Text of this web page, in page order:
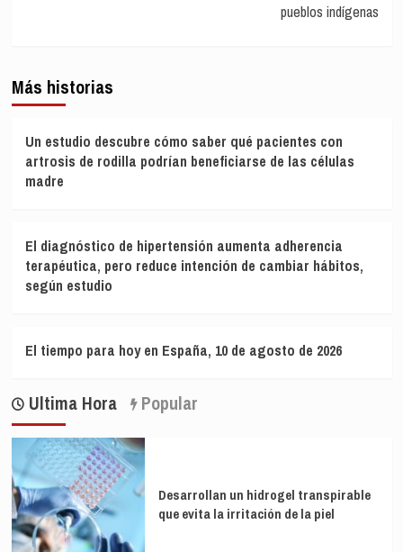
pueblos indígenas
Más historias
Un estudio descubre cómo saber qué pacientes con
artrosis de rodilla podrían beneficiarse de las células
madre
El diagnóstico de hipertensión aumenta adherencia
terapéutica, pero reduce intención de cambiar hábitos,
según estudio
El tiempo para hoy en España, 10 de agosto de 2026
Ultima Hora Popular
Desarrollan un hidrogel transpirable
que evita la irritación de la piel